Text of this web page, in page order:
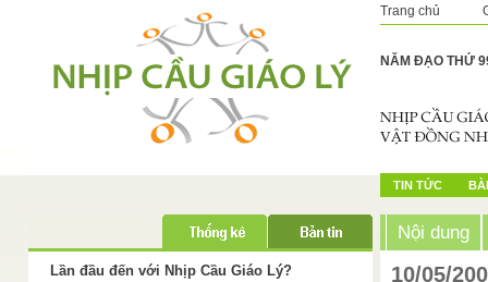
Trang chủ
NĂM ĐẠO THỨ
TIN TỨC
Lần đầu đến với Nhịp Cầu Giáo Lý?
Nội dung
10/05/